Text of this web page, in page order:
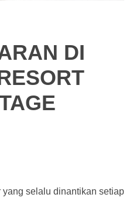
DI
yang selalu dinantikan setiap